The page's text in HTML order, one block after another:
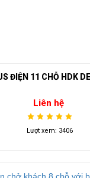
ĐIỆN 11 CHỖ HDK
Liên hệ
Lượt xem: 3406